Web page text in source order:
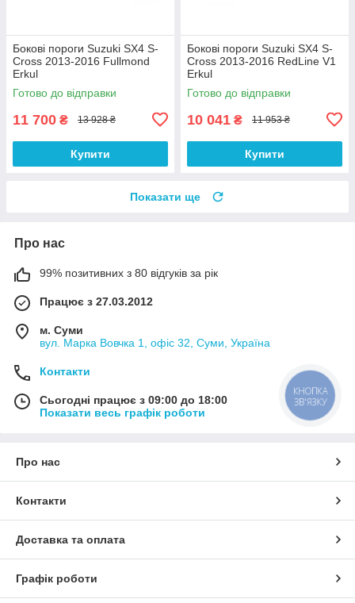
Бокові пороги Suzuki SX4 S-
Cross 2013-2016 Fullmond
Erkul
Готово до відправки
11 700 ₴ 13 928 ₴
Купити
Бокові пороги Suzuki SX4 S-
Cross 2013-2016 RedLine V1
Erkul
Готово до відправки
10 041 ₴ 11 953 ₴
Купити
Показати ще
Про нас
99% позитивних з 80 відгуків за рік
Працює з 27.03.2012
м. Суми
вул. Марка Вовчка 1, офіс 32, Суми, Україна
Контакти
Сьогодні працює з 09:00 до 18:00
Показати весь графік роботи
Про нас
Контакти
Доставка та оплата
Графік роботи
КНОПКА
ЗВ'ЯЗКУ